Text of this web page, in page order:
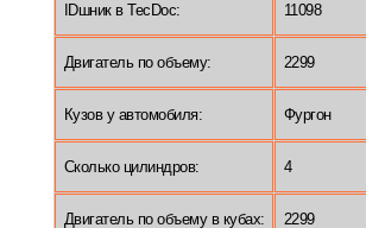
IDшник в TecDoc: 11098
Двигатель по объему: 2299
Кузов у автомобиля: Фургон
Сколько цилиндров: 4
Двигатель по объему в кубах: 2299